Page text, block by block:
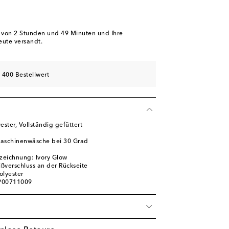
2 Stunden und 49 Minuten und Ihre
versandt.
400 Bestellwert
Vollständig gefüttert
bei 30 Grad
Ivory Glow
an der Rückseite